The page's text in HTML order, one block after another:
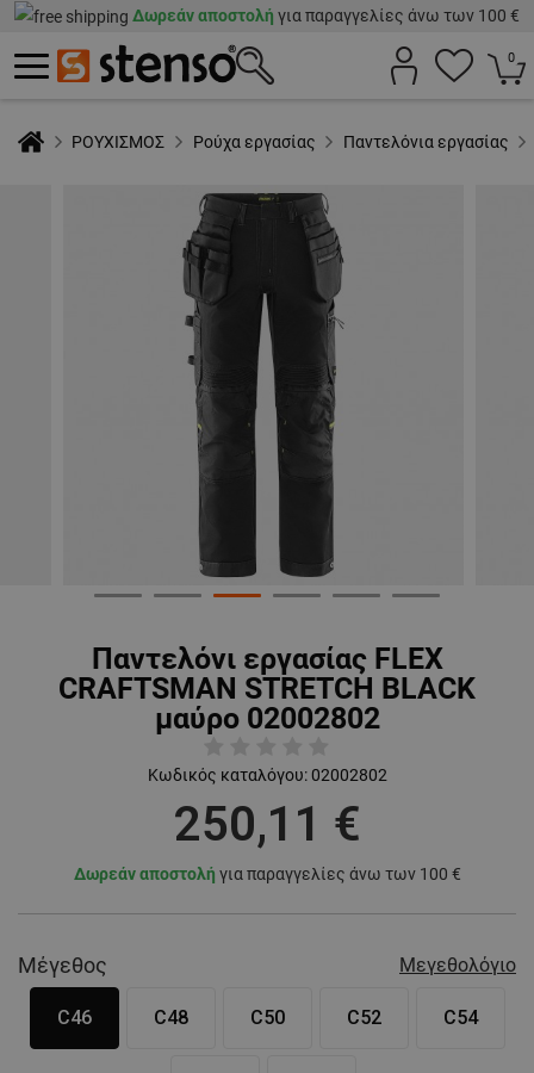
Δωρεάν αποστολή για παραγγελίες άνω των 100 €
0
ΡΟΥΧΙΣΜΟΣ Ρούχα εργασίας Παντελόνια εργασίας
Παντελόνι εργασίας FLEX
CRAFTSMAN STRETCH BLACK
μαύρο 02002802
Κωδικός καταλόγου: 02002802
250,11 €
Δωρεάν αποστολή για παραγγελίες άνω των 100 €
Μέγεθος Μεγεθολόγιο
C46 C48 C50 C52 C54